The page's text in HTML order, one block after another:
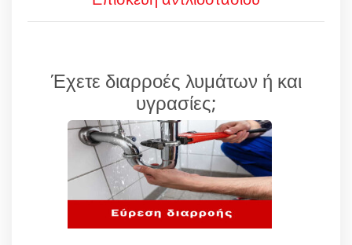
Έχετε διαρροές λυμάτων ή και
υγρασίες;